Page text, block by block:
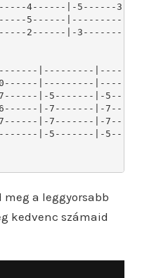
4------|-5------
5------
2------|-
|---------
|---------
|-5-------|-
|-7-------|-
|-7-------|-
|-5-------|-
meg a leggyorsabb
kedvenc számaid